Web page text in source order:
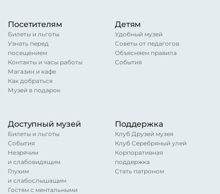
Посетителям
Билеты и льготы
Узнать перед
посещением
Контакты и часы работы
Магазин и кафе
Как добраться
Музей в подарок
Детям
Удобный музей
Советы от педагогов
Объясняем правила
События
Доступный музей
Билеты и льготы
События
Незрячим
и слабовидящим
Глухим
и слабослышащим
Гостям с ментальными
Поддержка
Клуб Друзей музея
Клуб Серебряный улей
Корпоративная
поддержка
Стать патроном